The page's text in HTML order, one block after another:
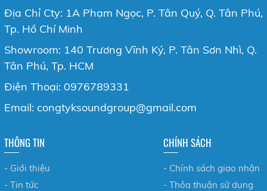
Địa Chỉ Cty: 1A Phạm Ngọc, P. Tân Quý, Q. Tân Phú,
Tp. Hồ Chí Minh
Showroom: 140 Trương Vĩnh Ký, P. Tân Sơn Nhì, Q.
Tân Phú, Tp. HCM
Điện Thoại: 0976789331
Email: congtyksoundgroup@gmail.com
THÔNG TIN
- Giới thiệu
- Tin tức
CHÍNH SÁCH
- Chính sách giao nhận
- Thỏa thuận sử dụng